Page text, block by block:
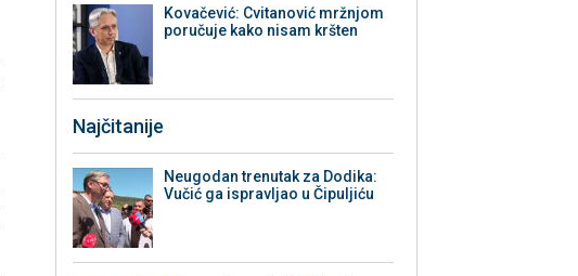
Kovačević: Cvitanović mržnjom
poručuje kako nisam kršten
Najčitanije
Neugodan trenutak za Dodika:
Vučić ga ispravljao u Čipuljiću